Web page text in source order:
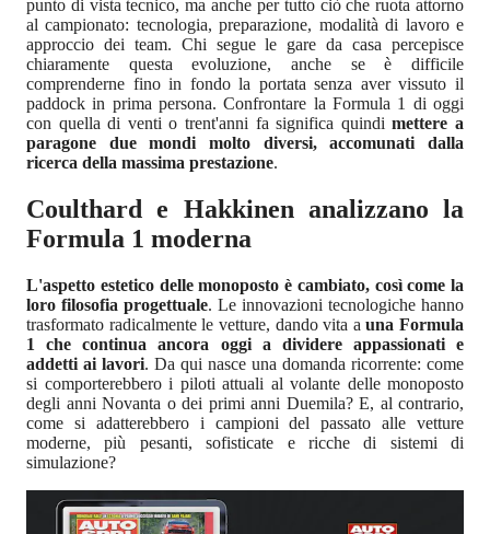
punto di vista tecnico, ma anche per tutto ciò che ruota attorno
al campionato: tecnologia, preparazione, modalità di lavoro e
approccio dei team. Chi segue le gare da casa percepisce
chiaramente questa evoluzione, anche se è difficile
comprenderne fino in fondo la portata senza aver vissuto il
paddock in prima persona. Confrontare la Formula 1 di oggi
con quella di venti o trent'anni fa significa quindimettere a
paragone due mondi molto diversi, accomunati dalla
ricerca della massima prestazione.
Coulthard e Hakkinen analizzano la
Formula 1 moderna
L'aspetto estetico delle monoposto è cambiato, così come la
loro filosofia progettuale. Le innovazioni tecnologiche hanno
trasformato radicalmente le vetture, dando vita auna Formula
1 che continua ancora oggi a dividere appassionati e
addetti ai lavori. Da qui nasce una domanda ricorrente: come
si comporterebbero i piloti attuali al volante delle monoposto
degli anni Novanta o dei primi anni Duemila? E, al contrario,
come si adatterebbero i campioni del passato alle vetture
moderne, più pesanti, sofisticate e ricche di sistemi di
simulazione?